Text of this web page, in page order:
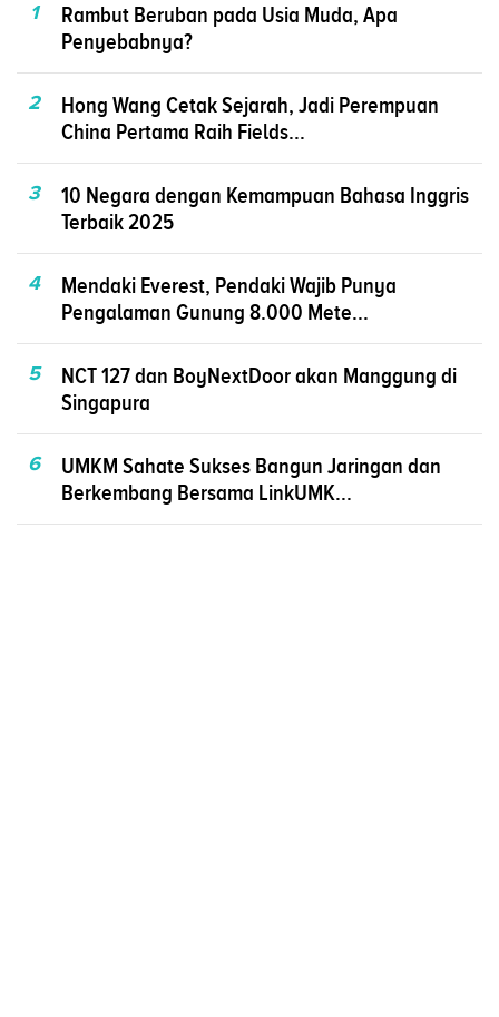
1
Rambut Beruban pada Usia Muda, Apa
Penyebabnya?
2
Hong Wang Cetak Sejarah, Jadi Perempuan
China Pertama Raih Fields...
3
10 Negara dengan Kemampuan Bahasa Inggris
Terbaik 2025
4
Mendaki Everest, Pendaki Wajib Punya
Pengalaman Gunung 8.000 Mete...
5
NCT 127 dan BoyNextDoor akan Manggung di
Singapura
6
UMKM Sahate Sukses Bangun Jaringan dan
Berkembang Bersama LinkUMK...